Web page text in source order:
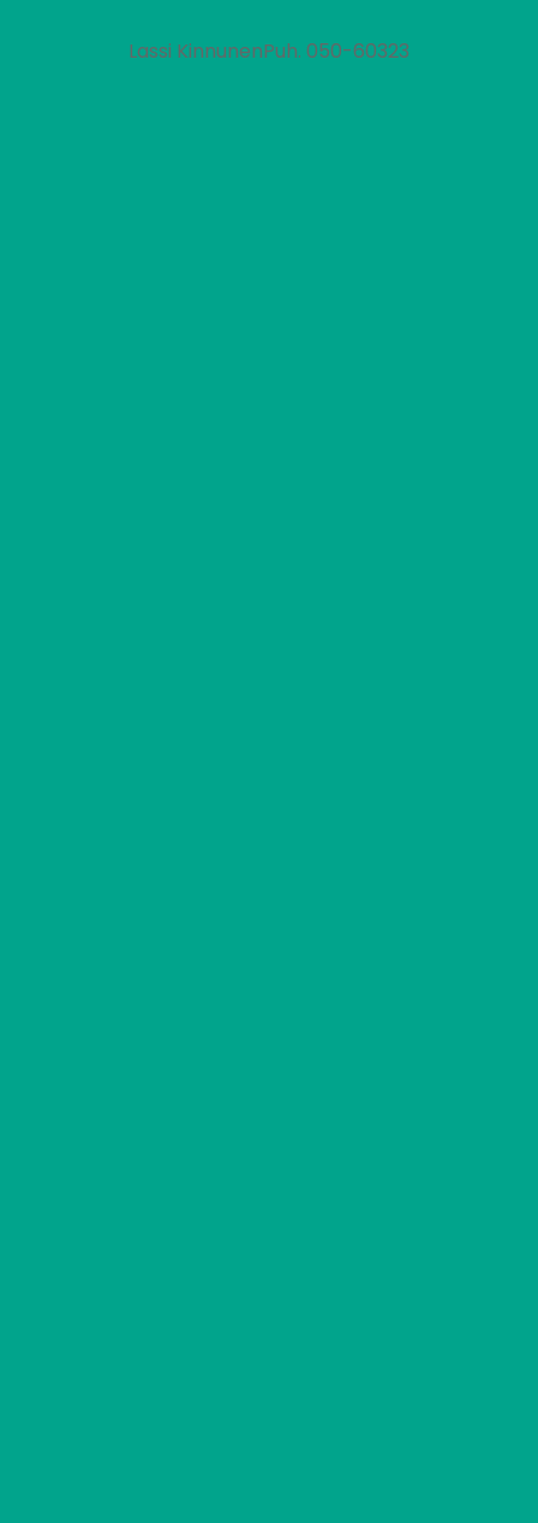
Lassi KinnunenPuh. 050-60323